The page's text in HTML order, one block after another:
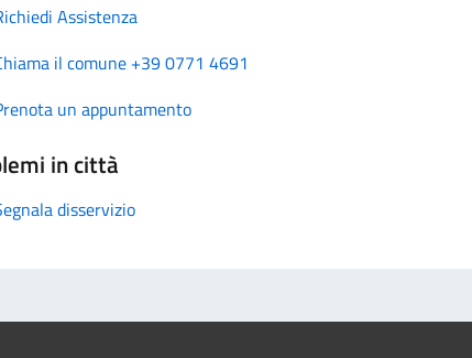
Assistenza
il comune +39 0771 4691
un appuntamento
in città
disservizio